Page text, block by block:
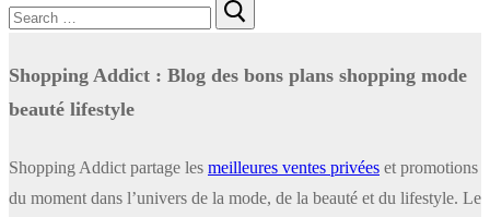
Rechercher
Shopping Addict : Blog des bons plans shopping mode
beauté lifestyle
Shopping Addict partage les meilleures ventes privées et promotions
du moment dans l’univers de la mode, de la beauté et du lifestyle. Le